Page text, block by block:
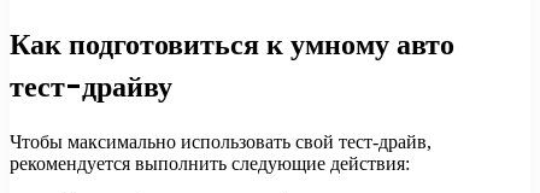
Как подготовиться к умному авто
тест-драйву
Чтобы максимально использовать свой тест-драйв,
рекомендуется выполнить следующие действия: